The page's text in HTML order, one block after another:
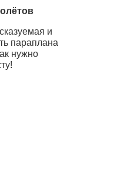
и
параплана
нужно